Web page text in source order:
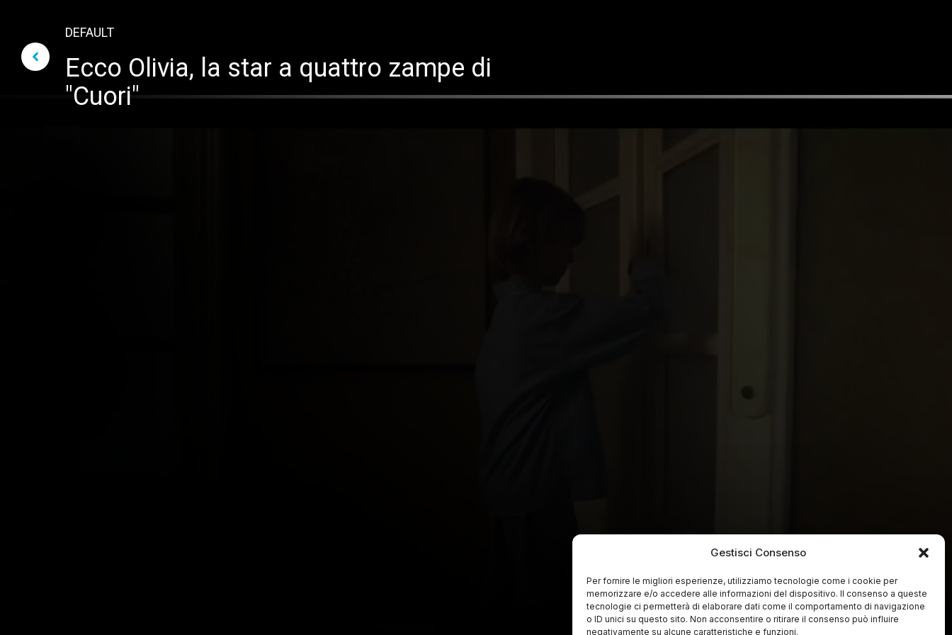
Gestisci Consenso
Per fornire le migliori esperienze, utilizziamo tecnologie come i cookie per
memorizzare e/o accedere alle informazioni del dispositivo. Il consenso a queste
tecnologie ci permetterà di elaborare dati come il comportamento di navigazione
o ID unici su questo sito. Non acconsentire o ritirare il consenso può influire
negativamente su alcune caratteristiche e funzioni.